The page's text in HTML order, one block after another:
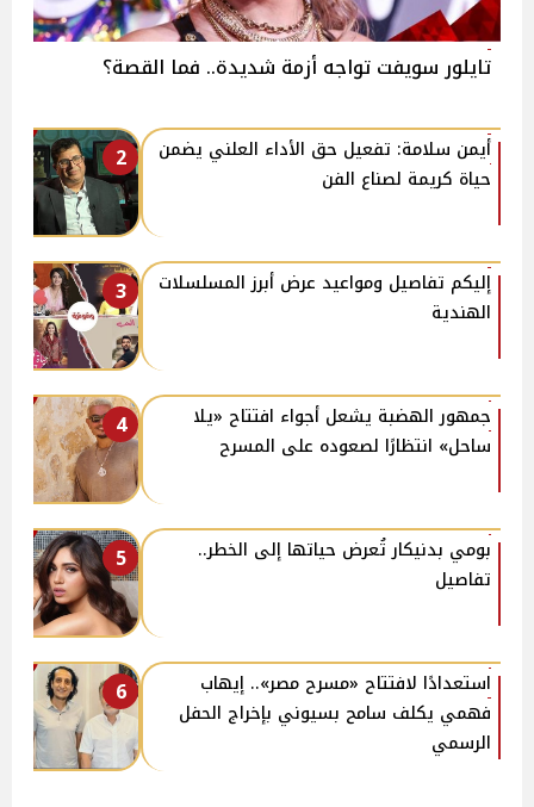
تايلور سويفت تواجه أزمة شديدة.. فما القصة؟
2
أيمن سلامة: تفعيل حق الأداء العلني يضمن
حياة كريمة لصناع الفن
3
إليكم تفاصيل ومواعيد عرض أبرز المسلسلات
الهندية
4
جمهور الهضبة يشعل أجواء افتتاح «يلا
ساحل» انتظارًا لصعوده على المسرح
5
بومي بدنيكار تُعرض حياتها إلى الخطر..
تفاصيل
6
استعدادًا لافتتاح «مسرح مصر».. إيهاب
فهمي يكلف سامح بسيوني بإخراج الحفل
الرسمي